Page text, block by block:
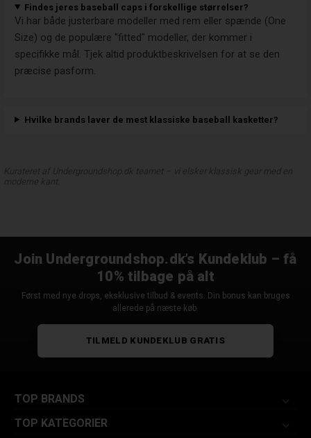
Findes jeres baseball caps i forskellige størrelser?
Vi har både justerbare modeller med rem eller spænde (One
Size) og de populære "fitted" modeller, der kommer i
specifikke mål. Tjek altid produktbeskrivelsen for at se den
præcise pasform.
Hvilke brands laver de mest klassiske baseball kasketter?
Join Undergroundshop.dk’s Kundeklub – få
10% tilbage på alt
Først med nye drops, eksklusive tilbud & events. Din bonus kan bruges
allerede på næste køb.
TILMELD KUNDEKLUB GRATIS
TOP BRANDS
TOP KATEGORIER